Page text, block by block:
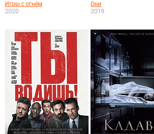
Игры с огнём
2020
Они
2019